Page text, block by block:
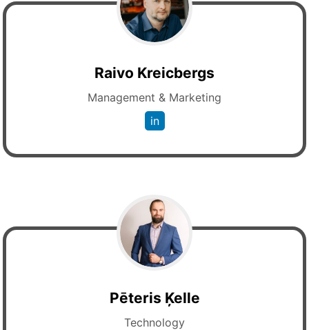
Raivo Kreicbergs
Management & Marketing
in
Pēteris Ķelle
Technology